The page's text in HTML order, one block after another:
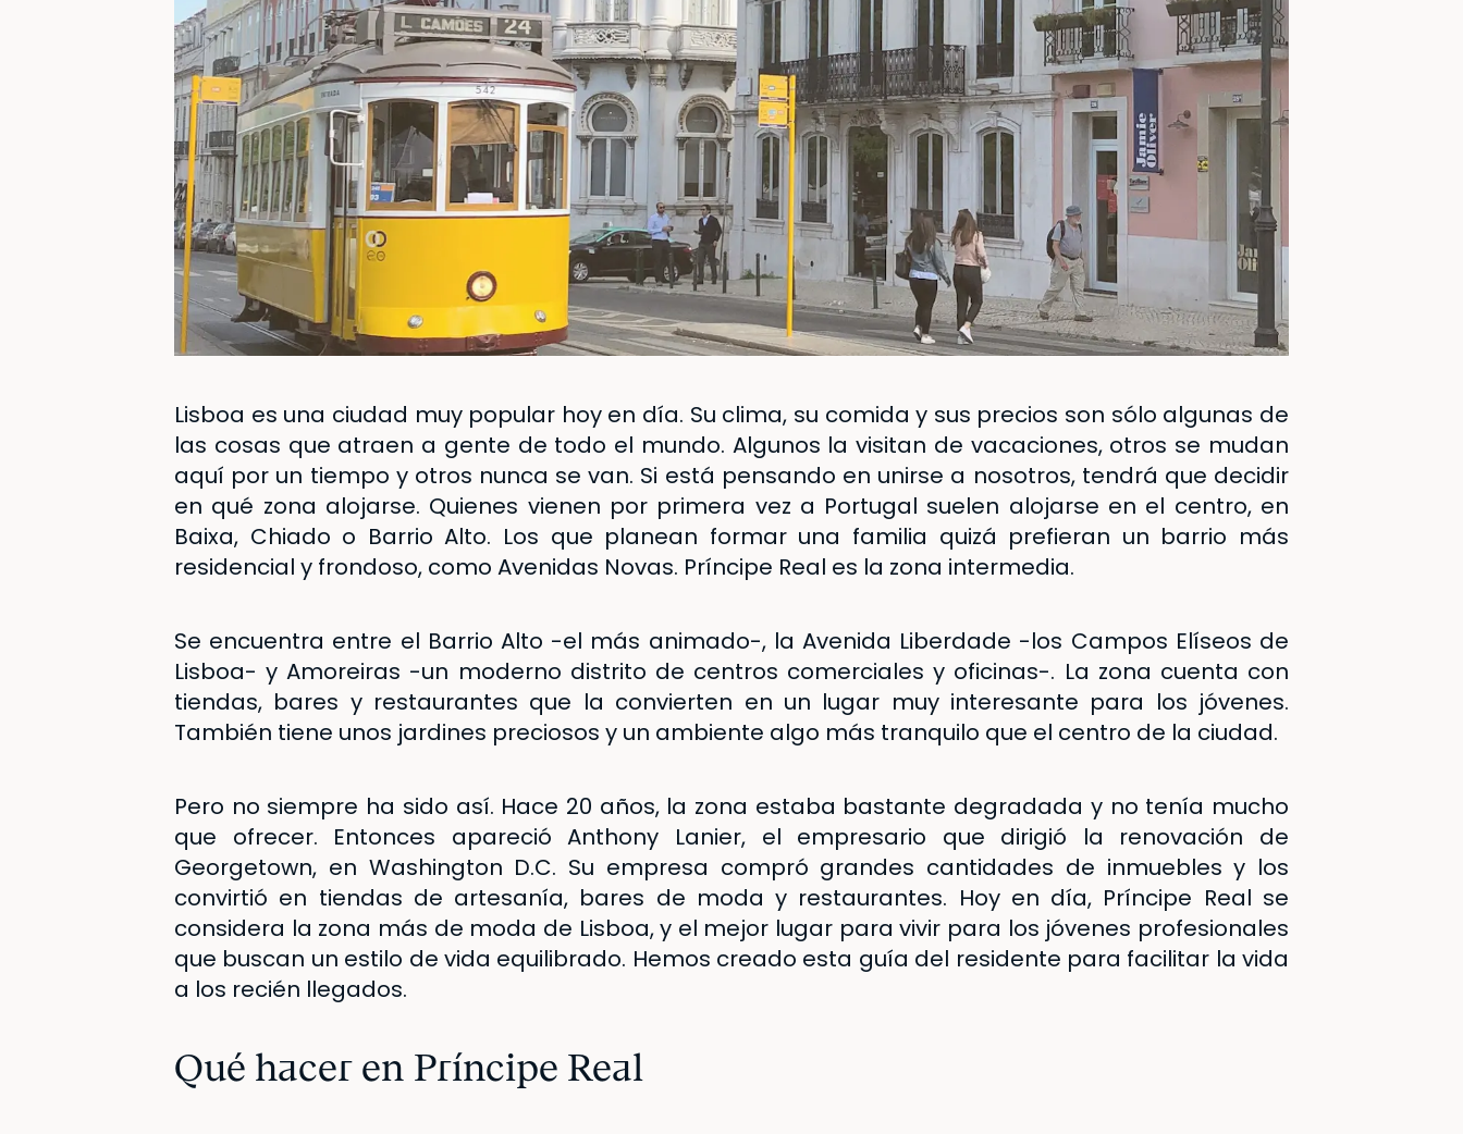
Lisboa es una ciudad muy popular hoy en día. Su clima, su comida y sus precios son sólo algunas de
las cosas que atraen a gente de todo el mundo. Algunos la visitan de vacaciones, otros se mudan
aquí por un tiempo y otros nunca se van. Si está pensando en unirse a nosotros, tendrá que decidir
en qué zona alojarse. Quienes vienen por primera vez a Portugal suelen alojarse en el centro, en
Baixa, Chiado o Barrio Alto. Los que planean formar una familia quizá prefieran un barrio más
residencial y frondoso, como Avenidas Novas. Príncipe Real es la zona intermedia.
Se encuentra entre el Barrio Alto -el más animado-, la Avenida Liberdade -los Campos Elíseos de
Lisboa- y Amoreiras -un moderno distrito de centros comerciales y oficinas-. La zona cuenta con
tiendas, bares y restaurantes que la convierten en un lugar muy interesante para los jóvenes.
También tiene unos jardines preciosos y un ambiente algo más tranquilo que el centro de la ciudad.
Pero no siempre ha sido así. Hace 20 años, la zona estaba bastante degradada y no tenía mucho
que ofrecer. Entonces apareció Anthony Lanier, el empresario que dirigió la renovación de
Georgetown, en Washington D.C. Su empresa compró grandes cantidades de inmuebles y los
convirtió en tiendas de artesanía, bares de moda y restaurantes. Hoy en día, Príncipe Real se
considera la zona más de moda de Lisboa, y el mejor lugar para vivir para los jóvenes profesionales
que buscan un estilo de vida equilibrado. Hemos creado esta guía del residente para facilitar la vida
a los recién llegados.
Qué hacer en Príncipe Real